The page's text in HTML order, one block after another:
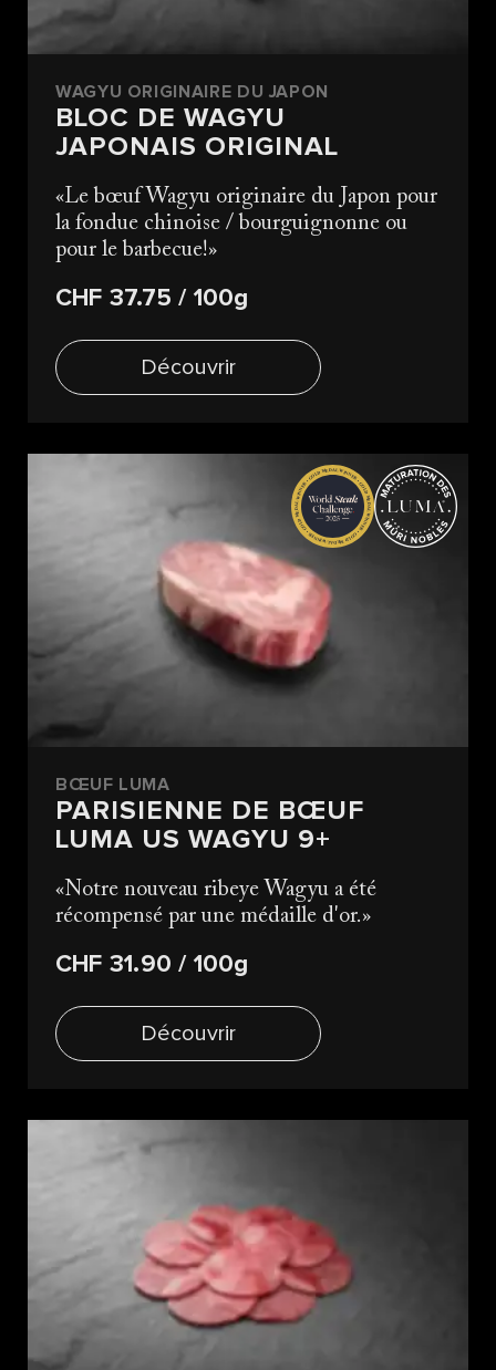
WAGYU ORIGINAIRE DU JAPON
BLOC DE WAGYU
JAPONAIS ORIGINAL
Le bœuf Wagyu originaire du Japon pour
la fondue chinoise / bourguignonne ou
pour le barbecue!
CHF 37.75/ 100g
Découvrir
BŒUF LUMA
PARISIENNE DE BŒUF
LUMA US WAGYU 9+
Notre nouveau ribeye Wagyu a été
récompensé par une médaille d'or.
CHF 31.90/ 100g
Découvrir